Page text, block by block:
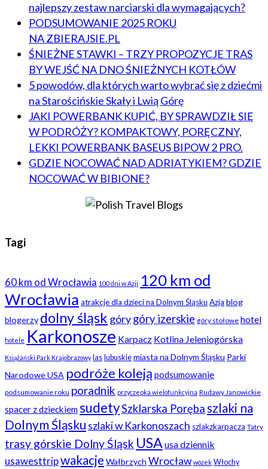
najlepszy zestaw narciarski dla wymagających?
PODSUMOWANIE 2025 ROKU
NA ZBIERAJSIE.PL
ŚNIEŻNE STAWKI – TRZY PROPOZYCJE TRAS
BY WEJŚĆ NA DNO ŚNIEŻNYCH KOTŁÓW
5 powodów, dla których warto wybrać się z dziećmi
na Starościńskie Skały i Lwią Górę
JAKI POWERBANK KUPIĆ, BY SPRAWDZIŁ SIĘ
W PODRÓŻY? KOMPAKTOWY, PORĘCZNY,
LEKKI POWERBANK BASEUS BIPOW 2 PRO.
GDZIE NOCOWAĆ NAD ADRIATYKIEM? GDZIE
NOCOWAĆ W BIBIONE?
Tagi
60 km od Wrocławia 100 dni w Azji 120 km od
Wrocławia atrakcje dla dzieci na Dolnym Śląsku Azja blog
blogerzy dolny śląsk górygóry izerskie góry stołowe hotel
hotele Karkonosze Karpacz Kotlina Jeleniogórska
Książański Park Krajobrazowy las lubuskie miasta na Dolnym Śląsku Parki
Narodowe USA podróże koleją podsumowanie
podsumowanie roku poradnik przyczepka wielofunkcyjna Rudawy Janowickie
spacer z dzieckiemsudetySzklarska Porębaszlaki na
Dolnym Śląsku szlaki w Karkonoszach szlakzkarpacza Tatry
trasy górskie Dolny Śląsk USAusa dziennik
usawesttripwakacje Wałbrzych Wrocław wózek Włochy